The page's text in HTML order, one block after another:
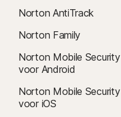
Norton AntiTrack
Norton Family
Norton Mobile Security
voor Android
Norton Mobile Security
voor iOS